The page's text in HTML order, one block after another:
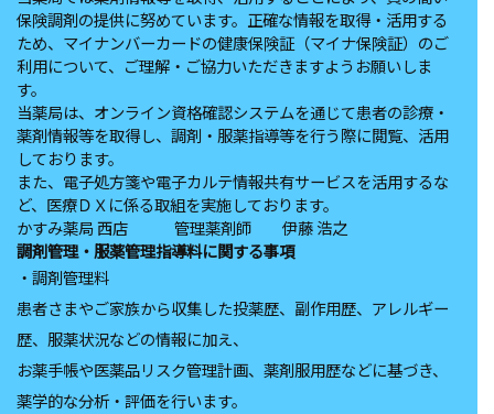
保険調剤の提供に努めています。正確な情報を取得・活用する
ため、マイナンバーカードの健康保険証（マイナ保険証）のご
利用について、ご理解・ご協力いただきますようお願いしま
す。
当薬局は、オンライン資格確認システムを通じて患者の診療・
薬剤情報等を取得し、調剤・服薬指導等を行う際に閲覧、活用
しております。
また、電子処方箋や電子カルテ情報共有サービスを活用するな
ど、医療ＤＸに係る取組を実施しております。
かすみ薬局 西店 管理薬剤師 伊藤 浩之
調剤管理‧服薬管理指導料に関する事項
‧調剤管理料
患者さまやご家族から収集した投薬歴、副作用歴、アレルギー
歴、服薬状況などの情報に加え、
お薬手帳や医薬品リスク管理計画、薬剤服用歴などに基づき、
薬学的な分析‧評価を行います。